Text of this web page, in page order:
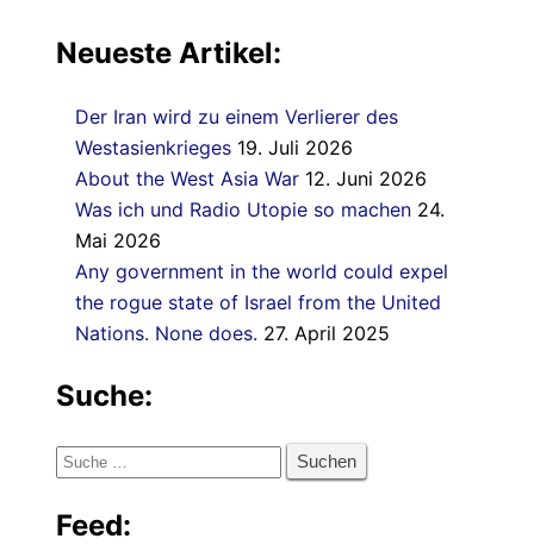
Neueste Artikel:
Der Iran wird zu einem Verlierer des
Westasienkrieges 19. Juli 2026
About the West Asia War 12. Juni 2026
Was ich und Radio Utopie so machen 24.
Mai 2026
Any government in the world could expel
the rogue state of Israel from the United
Nations. None does. 27. April 2025
Suche:
Suche
Feed: